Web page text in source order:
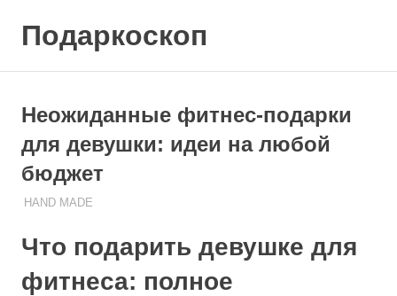
Подаркоскоп
подарить
Неожиданные фитнес-подарки
для девушки: идеи на любой
бюджет
22.11.2023
ПОДАРЧЕК
HAND MADE
Что подарить девушке для
фитнеса: полное